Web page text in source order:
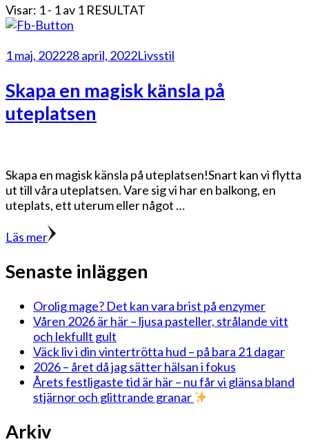
Visar: 1 - 1 av 1 RESULTAT
1 maj, 202228 april, 2022Livsstil
Skapa en magisk känsla på
uteplatsen
Skapa en magisk känsla på uteplatsen!Snart kan vi flytta
ut till våra uteplatsen. Vare sig vi har en balkong, en
uteplats, ett uterum eller något …
Läs mer
Senaste inläggen
Orolig mage? Det kan vara brist på enzymer
Våren 2026 är här – ljusa pasteller, strålande vitt
och lekfullt gult
Väck liv i din vintertrötta hud – på bara 21 dagar
2026 – året då jag sätter hälsan i fokus
Årets festligaste tid är här – nu får vi glänsa bland
stjärnor och glittrande granar
Arkiv